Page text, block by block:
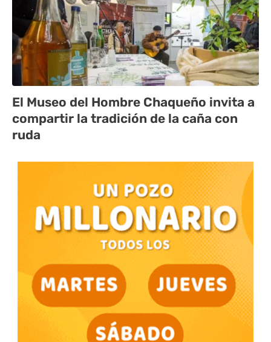
El Museo del Hombre Chaqueño invita a
compartir la tradición de la caña con
ruda